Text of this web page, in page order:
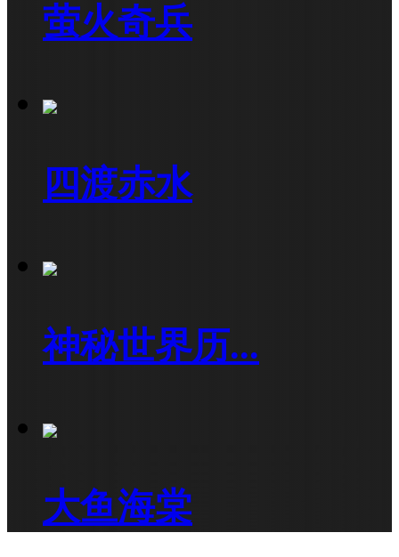
萤火奇兵
四渡赤水
神秘世界历...
大鱼海棠